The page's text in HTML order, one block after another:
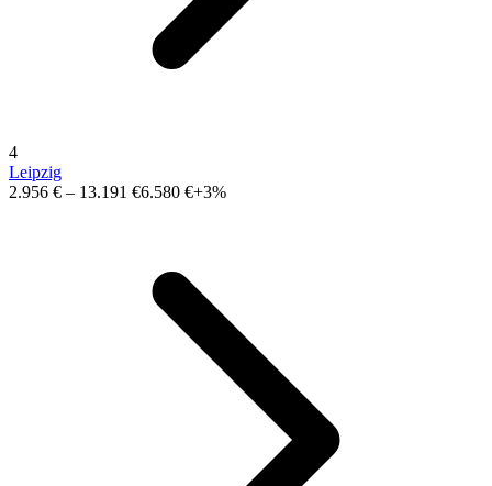
4
Leipzig
2.956 € – 13.191 €6.580 €+3%